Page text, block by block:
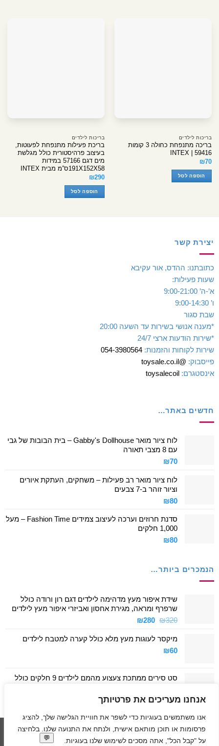
אנחנו מעריכים את פרטיותך
אנו משתמשים בעוגיות כדי לשפר את חוויית הגלישה שלך, להציג
פרסומות או תוכן מותאם אישית, ולנתח את התנועה שלנו. בלחיצה
על "קבל הכל", אתה מסכים לשימוש שלנו בעוגיות.
בריכות לילדים
בריכה מתנפחת כחולה 3 קומות
INTEX | 59416
₪70
הוספה לסל
בריכות לילדים
בריכת פעילות מתנפחת לפעוטות,
בעיצוב פרהיסטורית כולל מגלשת
מים דגם 57166 במידות
191X152X58ס”מ מבית INTEX
₪290
הוספה לסל
יצירת קשר
כתובתנו: ההדס, אור עקיבא
שעות פעילות:
א’-ה’ 9:00-21:00
ו’ 9:00-14:30
שבת סגור
*מענה אנושי בשירות עד השעה 20:00
*שירות הודעות ארצי 24/7
שירות לקוחות והזמנות: 054-3980564
פייסבוק: @toysale.co.il
אינסטגרם: toysalecoil
חדשים באתר…
לוח ציור מואר Gabby's Dollhouse – בית הבובות של גבי
עם 8 מצבי תאורה
₪70
לוח ציור מואר רב פעילות – משחקים, העתקת איורים
וציור זוהר ב-7 צבעים
₪80
סדנת חרוזים וערכה לעיצוב צמידים Fashion Time – מעל
1,000 חלקים
₪80
הנמכרים ביותר…
שידת איפור מעץ מדהימה לילדים דגם רון ורודה כולל
שרפרף ומראה, מגירת אחסון ואביזרי איפור מעץ לילדים
₪320
המחיר
היה:
₪280
המחיר
הוא:
מיקסר לעוגות מעץ מלא כולל קערה למטבח לילדים
₪60
סט סירים ממתכת צעצוע מהמם לילדים 9 חלקים כולל
₪40
MasterCard
Express
Visa